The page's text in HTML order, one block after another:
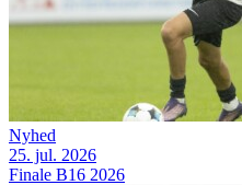
Nyhed
25. jul. 2026
Finale B16 2026